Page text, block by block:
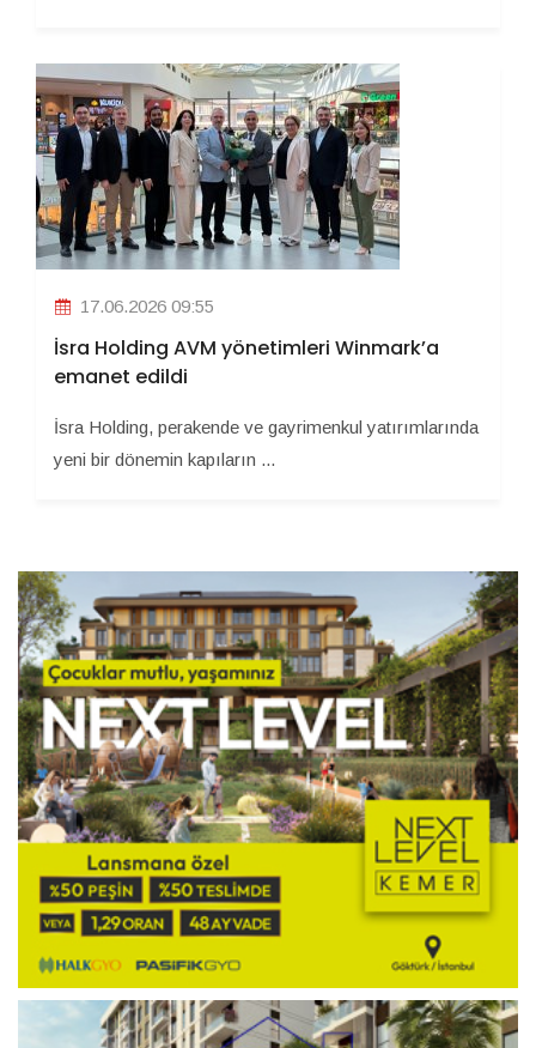
17.06.2026 09:55
İsra Holding AVM yönetimleri Winmark’a
emanet edildi
İsra Holding, perakende ve gayrimenkul yatırımlarında
yeni bir dönemin kapıların ...